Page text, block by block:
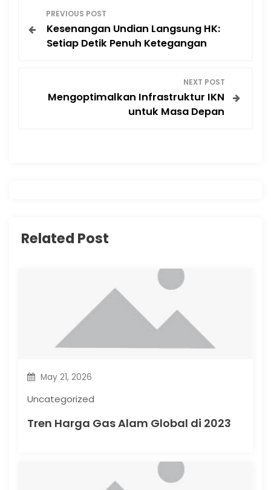
o
g
PREVIOUS POST
Kesenangan Undian Langsung HK:
Setiap Detik Penuh Ketegangan
NEXT POST
Mengoptimalkan Infrastruktur IKN
untuk Masa Depan
Related Post
May 21, 2026
Uncategorized
Tren Harga Gas Alam Global di 2023